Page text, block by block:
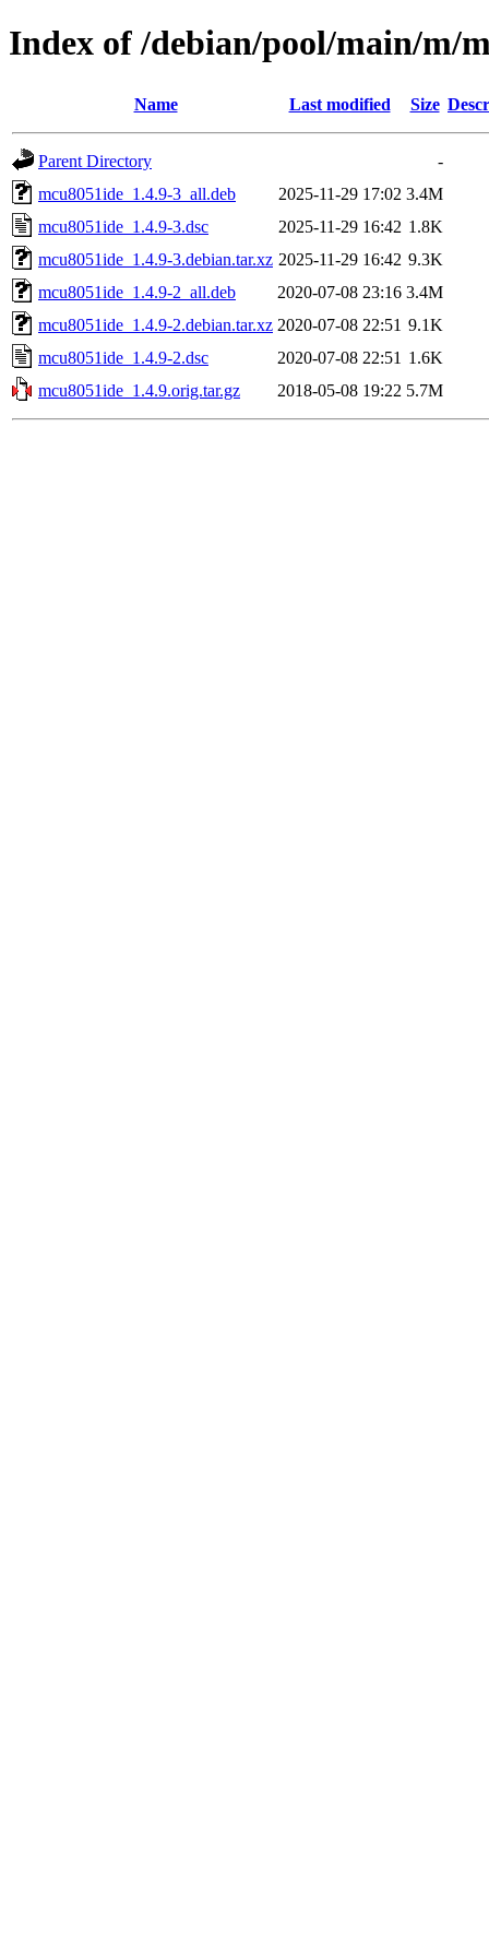
Index of /debian/pool/main/m/
Name Last modified Size
Parent Directory
-
mcu8051ide_1.4.9-3_all.deb
2025-11-29 17:02 3.4M
mcu8051ide_1.4.9-3.dsc
2025-11-29 16:42 1.8K
mcu8051ide_1.4.9-3.debian.tar.xz 2025-11-29 16:42 9.3K
mcu8051ide_1.4.9-2_all.deb
2020-07-08 23:16 3.4M
mcu8051ide_1.4.9-2.debian.tar.xz 2020-07-08 22:51 9.1K
mcu8051ide_1.4.9-2.dsc
2020-07-08 22:51 1.6K
mcu8051ide_1.4.9.orig.tar.gz
2018-05-08 19:22 5.7M